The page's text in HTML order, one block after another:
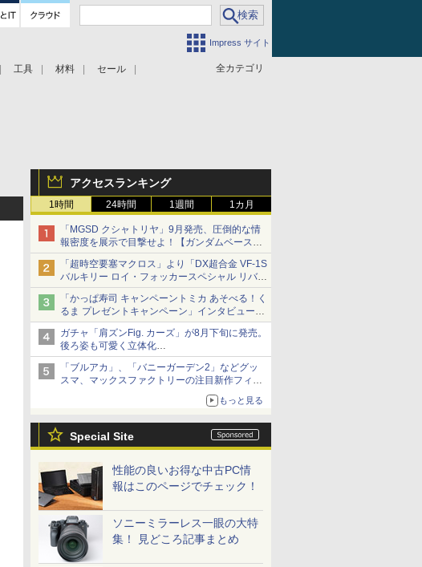
Impress サイト
全カテゴリ
工具 材料 セール
アクセスランキング
1時間 24時間 1週間 1カ月
「MGSD クシャトリヤ」9月発売、圧倒的な情
報密度を展示で目撃せよ！【ガンダムベース撮
り下ろし】
「超時空要塞マクロス」より「DX超合金 VF-1S
バルキリー ロイ・フォッカースペシャル リバイ
バルVer.」本日発売！
「かっぱ寿司 キャンペーントミカ あそべる！く
るま プレゼントキャンペーン」インタビュー
子どもが楽しめるかっぱ寿司ならではの体験と
コラボの楽しさを追求
ガチャ「肩ズンFig. カーズ」が8月下旬に発売。
後ろ姿も可愛く立体化
ライトニング・マックィーンやメーターなど4
種がラインナップ
「ブルアカ」、「バニーガーデン2」などグッ
スマ、マックスファクトリーの注目新作フィギ
ュアが展示【ホビーメーカー合同展示会】
もっと見る
Special Site
性能の良いお得な中古PC情
報はこのページでチェック！
ソニーミラーレス一眼の大特
集！ 見どころ記事まとめ